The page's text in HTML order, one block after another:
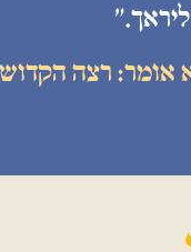
אומר: רצה